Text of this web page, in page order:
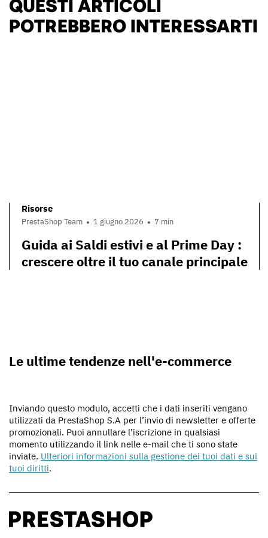
QUESTI ARTICOLI
POTREBBERO INTERESSARTI
Risorse
PrestaShop Team 1 giugno 2026 7 min
Guida ai Saldi estivi e al Prime Day :
crescere oltre il tuo canale principale
Le ultime tendenze nell'e-commerce
Inviando questo modulo, accetti che i dati inseriti vengano
utilizzati da PrestaShop S.A per l’invio di newsletter e offerte
promozionali. Puoi annullare l’iscrizione in qualsiasi
momento utilizzando il link nelle e-mail che ti sono state
inviate. Ulteriori informazioni sulla gestione dei tuoi dati e sui
tuoi diritti.